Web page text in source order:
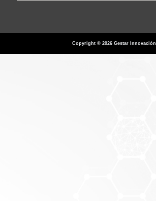
Copyright © 2026 Gestar Innovación